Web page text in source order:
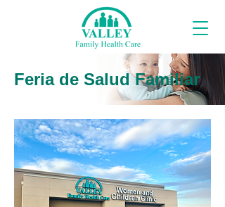
Feria de Salud Familiar